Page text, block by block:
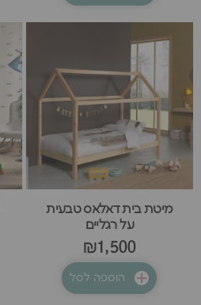
מיטת בית דאלאס טבעית
על רגליים
₪1,500
הוספה לסל